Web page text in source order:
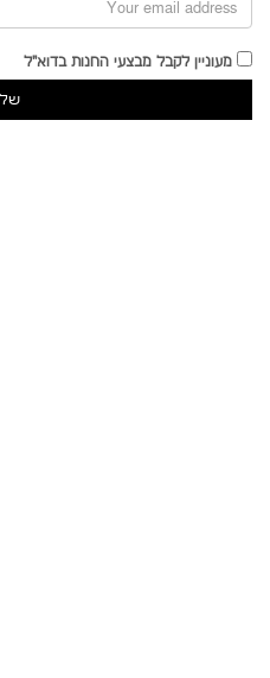
מעוניין לקבל מבצעי החנות בדוא"ל